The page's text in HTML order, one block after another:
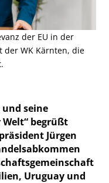
der EU in der
der WK Kärnten, die
seine
begrüßt
Jürgen
Uruguay und